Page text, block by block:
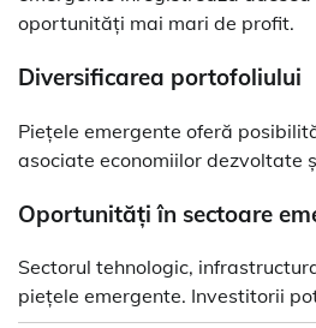
oportunități mai mari de profit.
Diversificarea portofoliului
Piețele emergente oferă
asociate economiilor dezvoltate
Oportunități în sectoare
Sectorul tehnologic,
piețele emergente. Investitorii